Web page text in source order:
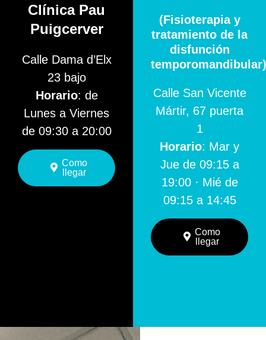
Clínica Pau
Puigcerver
Calle Dama d’Elx
23 bajo
Horario: de
Lunes a Viernes
de 09:30 a 20:00
Como
llegar
(Fisioterapia y
tratamiento de la
disfunción
temporomandibular)
Calle San Vicente
Mártir, 67 puerta
1
Horario: Mar y
Jue de 09:15 a
19:00 · Mié de
09:15 a 14:45
Como
llegar